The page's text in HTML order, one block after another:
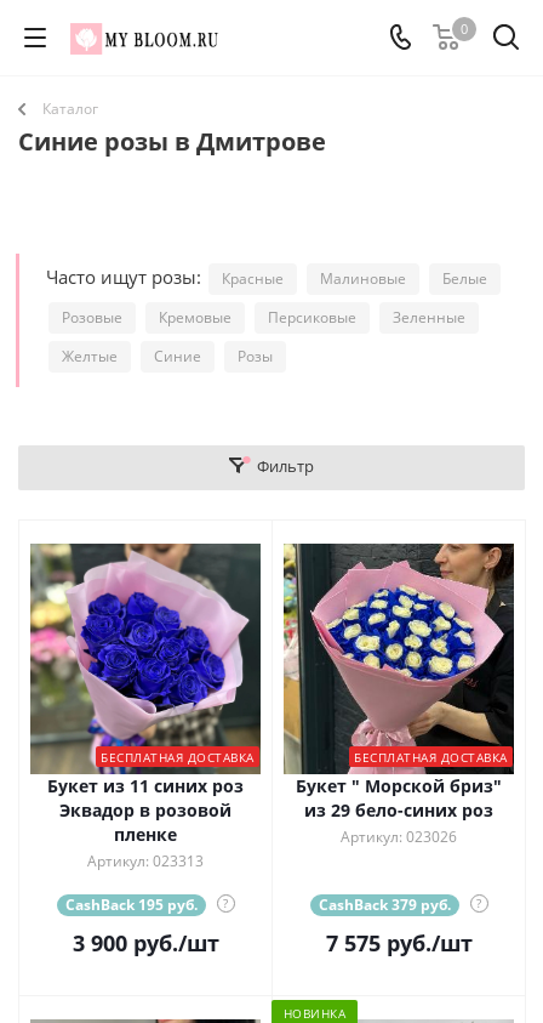
0
Каталог
Синие розы в Дмитрове
Часто ищут розы: Красные Малиновые
Белые
Розовые
Кремовые Персиковые
Зеленные
Желтые
Синие Розы
Фильтр
БЕСПЛАТНАЯ ДОСТАВКА
Букет из 11 синих роз
Эквадор в розовой
пленке
Артикул: 023313
CashBack 195 руб. ?
3 900руб./шт
БЕСПЛАТНАЯ ДОСТАВКА
Букет " Морской бриз"
из 29 бело-синих роз
Артикул: 023026
CashBack 379 руб. ?
7 575руб./шт
НОВИНКА